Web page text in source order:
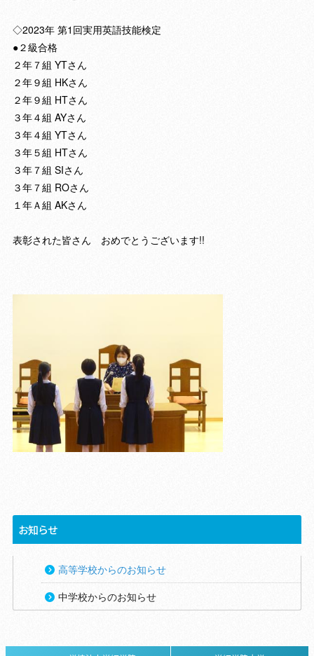
◇2023年 第1回実用英語技能検定
●２級合格
２年７組 YTさん
２年９組 HKさん
２年９組 HTさん
３年４組 AYさん
３年４組 YTさん
３年５組 HTさん
３年７組 SIさん
３年７組 ROさん
１年Ａ組 AKさん
表彰された皆さん おめでとうございます!!
お知らせ
高等学校からのお知らせ
中学校からのお知らせ